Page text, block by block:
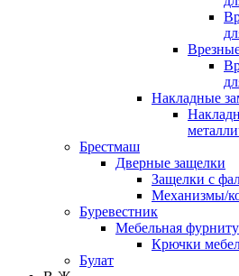
Накладные
Брестмаш
Дверные защелки
Защелки с
Механизмы/
Буревестник
Мебельная
Крючки
Булат